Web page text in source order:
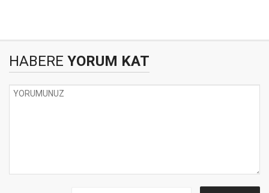
HABERE YORUM KAT